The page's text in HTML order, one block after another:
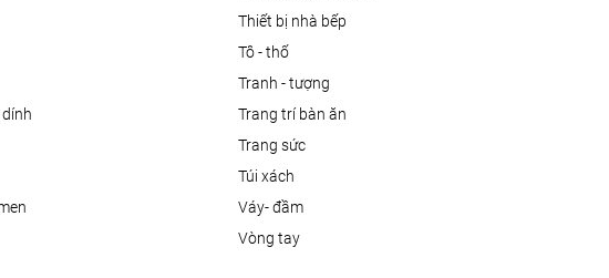
dính
thiết bị nhà bếp
tô - thố
tranh - tượng
trang trí bàn ăn
trang sức
túi xách
váy- đầm
vòng tay